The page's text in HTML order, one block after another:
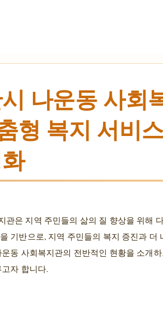
나운동 사회
형 복지 서비
관은 지역 주민들의 삶의 질 향상을 위해
기반으로, 지역 주민들의 복지 증진과
동 사회복지관의 전반적인 현황을 소개
자 합니다.